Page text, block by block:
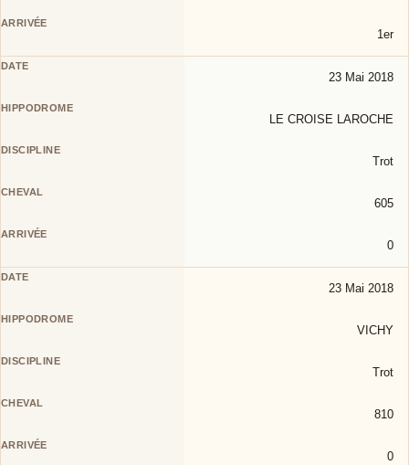
1er
23 Mai 2018
LE CROISE LAROCHE
Trot
605
0
23 Mai 2018
VICHY
Trot
810
0